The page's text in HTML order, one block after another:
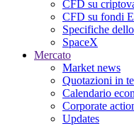
CFD su
CFD su fondi
Specifiche
SpaceX
Mercato
Market news
Quotazioni in
Calendario
Corporate
Updates